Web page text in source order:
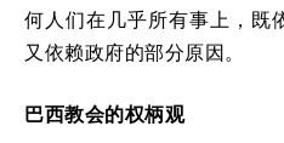
何人们在几乎所有事上，既
又依赖政府的部分原因。
巴西教会的权柄观